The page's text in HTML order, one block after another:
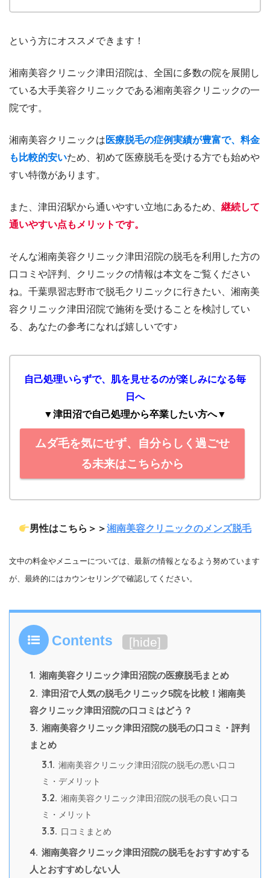
という方にオススメできます！
湘南美容クリニック津田沼院は、全国に多数の院を展開し
ている大手美容クリニックである湘南美容クリニックの一
院です。
湘南美容クリニックは 医療脱毛の症例実績が豊富で、料金
も比較的安いため、初めて医療脱毛を受ける方でも始めや
すい特徴があります。
また、津田沼駅から通いやすい立地にあるため、 継続して
通いやすい点もメリットです。
そんな湘南美容クリニック津田沼院の脱毛を利用した方の
口コミや評判、クリニックの情報は本文をご覧ください
ね。 千葉県習志野市で脱毛クリニックに行きたい、湘南美
容クリニック津田沼院で施術を受けることを検討してい
る、あなたの参考になれば嬉しいです♪
自己処理いらずで、肌を見せるのが楽しみになる毎
日へ
▼津田沼で自己処理から卒業したい方へ▼
ムダ毛を気にせず、自分らしく過ごせ
る未来はこちらから
男性はこちら＞＞湘南美容クリニックのメンズ脱毛
文中の料金やメニューについては、最新の情報となるよう努めています
が、最終的にはカウンセリングで確認してください。
Contents [hide]
1. 湘南美容クリニック津田沼院の医療脱毛まとめ
2. 津田沼で人気の脱毛クリニック5院を比較！湘南美
容クリニック津田沼院の口コミはどう？
3. 湘南美容クリニック津田沼院の脱毛の口コミ・評判
まとめ
3.1. 湘南美容クリニック津田沼院の脱毛の悪い口コ
ミ・デメリット
3.2. 湘南美容クリニック津田沼院の脱毛の良い口コ
ミ・メリット
3.3. 口コミまとめ
4. 湘南美容クリニック津田沼院の脱毛をおすすめする
人とおすすめしない人